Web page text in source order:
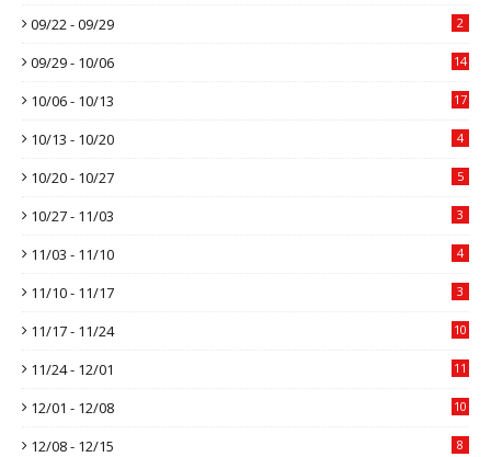
09/22 - 09/29 2
09/29 - 10/06 14
10/06 - 10/13 17
10/13 - 10/20 4
10/20 - 10/27 5
10/27 - 11/03 3
11/03 - 11/10 4
11/10 - 11/17 3
11/17 - 11/24 10
11/24 - 12/01 11
12/01 - 12/08 10
12/08 - 12/15 8